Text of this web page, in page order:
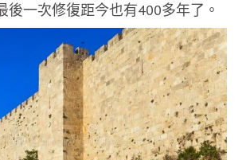
後一次修復距今也有400多年了。